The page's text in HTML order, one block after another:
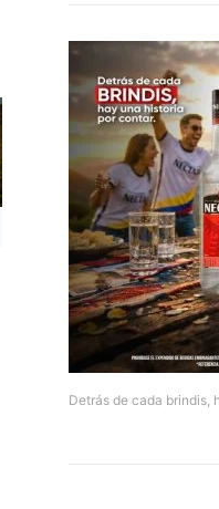
Detrás de cada brindis,